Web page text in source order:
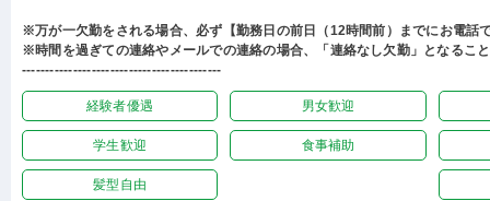
※万が一欠勤をされる場合、必ず【勤務日の前日（12時間前）までにお電話
※時間を過ぎての連絡やメールでの連絡の場合、「連絡なし欠勤」となるこ
-------------------------------------------
経験者優遇 男女歓迎
学生歓迎 食事補助
髪型自由